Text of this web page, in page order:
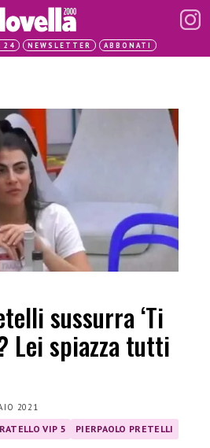
24 NEWSLETTER ABBONATI
sussurra ‘Ti
Lei spiazza tutti
2021
VIP 5 PIERPAOLO PRETELLI